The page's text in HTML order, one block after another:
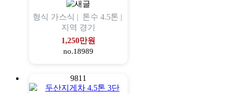
형식 가스식 | 톤수 4.5톤 |
지역 경기
1,250만원
no.18989
9811